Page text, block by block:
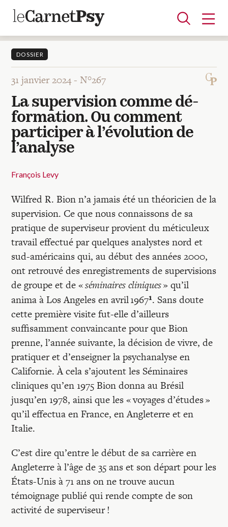
Articles
A la une
Adolescence
Dispositif
Enfance
Périnatalité
Psychanalyse
Psychopathologie
Soin
Dossiers
Auteurs
Blocs-notes
Recherches
Entretiens
Revues
Colloque
Mon panier
Mon compte
DOSSIER
31 janvier 2024 -N°267
La supervision comme dé-
formation. Ou comment
participer à l’évolution de
l’analyse
François Levy
Wilfred R. Bion n’a jamais été un théoricien de la
supervision. Ce que nous connaissons de sa
pratique de superviseur provient du méticuleux
travail effectué par quelques analystes nord et
sud-américains qui, au début des années 2000,
ont retrouvé des enregistrements de supervisions
de groupe et de «séminaires cliniques» qu’il
anima à Los Angeles en avril 1967¹. Sans doute
cette première visite fut-elle d’ailleurs
suffisamment convaincante pour que Bion
prenne, l’année suivante, la décision de vivre, de
pratiquer et d’enseigner la psychanalyse en
Californie. À cela s’ajoutent les Séminaires
cliniques qu’en 1975 Bion donna au Brésil
jusqu’en 1978, ainsi que les « voyages d’études »
qu’il effectua en France, en Angleterre et en
Italie.
C’est dire qu’entre le début de sa carrière en
Angleterre à l’âge de 35 ans et son départ pour les
États-Unis à 71 ans on ne trouve aucun
témoignage publié qui rende compte de son
activité de superviseur !